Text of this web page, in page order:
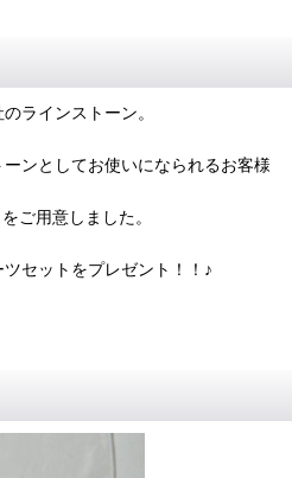
ラインストーン。
ンとしてお使いになられるお客様
ご用意しました。
セットをプレゼント！！♪